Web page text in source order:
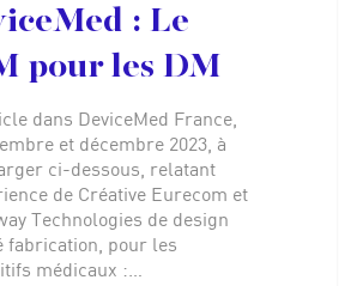
: Le
pour les DM
dans DeviceMed France,
et décembre 2023, à
ci-dessous, relatant
de Créative Eurecom et
Technologies de design
fabrication, pour les
médicaux :…